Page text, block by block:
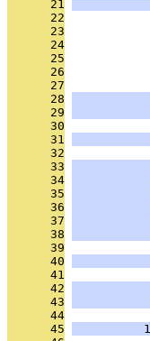
      21
      22
      23
      24
      25
      26
      27
      28
      29
      30
      31
      32
      33
      34
      35
      36
      37
      38
      39
      40
      41
      42
      43
      44
      45